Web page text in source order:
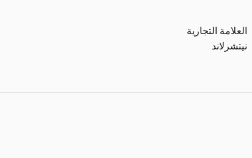
العلامة التجارية
نيتشرلاند